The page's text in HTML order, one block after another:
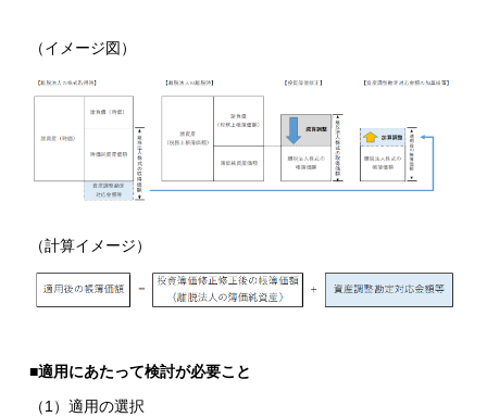
（イメージ図）
（計算イメージ）
■適用にあたって検討が必要こと
（1）適用の選択